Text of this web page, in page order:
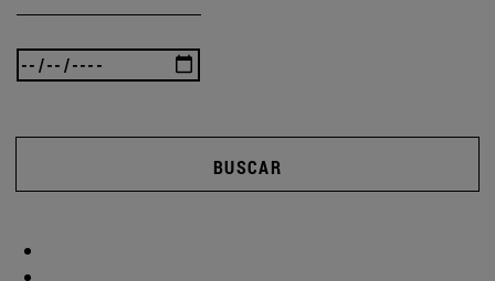
BUSCAR